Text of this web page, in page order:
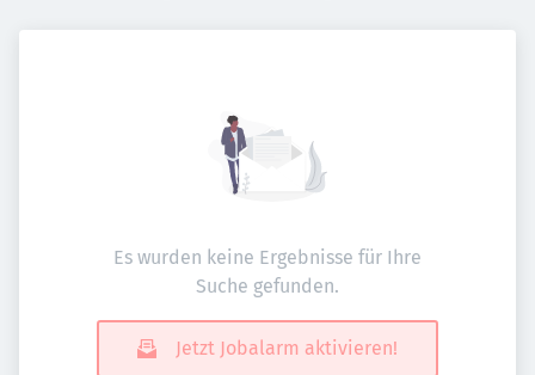
Es wurden keine Ergebnisse für Ihre
Suche gefunden.
Jetzt Jobalarm aktivieren!